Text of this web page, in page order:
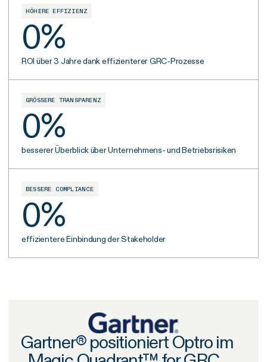
HÖHERE EFFIZIENZ
0%
ROI über 3 Jahre dank effizienterer GRC-Prozesse
GRÖSSERE TRANSPARENZ
0%
besserer Überblick über Unternehmens- und Betriebsrisiken
BESSERE COMPLIANCE
0%
effizientere Einbindung der Stakeholder
Gartner® positioniert Optro im